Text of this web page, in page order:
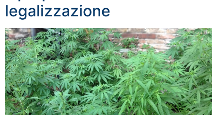
legalizzazione